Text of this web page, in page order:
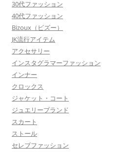
30代ファッション
40代ファッション
Bizoux（ビズー）
JK流行アイテム
アクセサリー
インスタグラマーファッション
インナー
クロックス
ジャケット・コート
ジュエリーブランド
スカート
ストール
セレブファッション